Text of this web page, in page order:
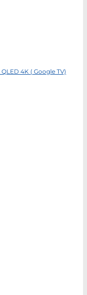
4K ( Google TV)